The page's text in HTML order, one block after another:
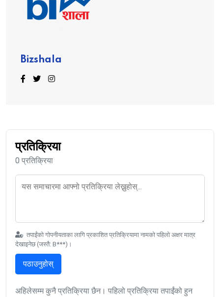
Bizshala
प्रतिक्रिया
0 प्रतिक्रिया
तपाईंको गोपनीयताका लागि प्रकाशित प्रतिक्रियामा नामको पहिलो अक्षर मात्र
देखाइनेछ (जस्तै: B***)।
पठाउनुहोस्
अहिलेसम्म कुनै प्रतिक्रिया छैन। पहिलो प्रतिक्रिया तपाईंको हुन